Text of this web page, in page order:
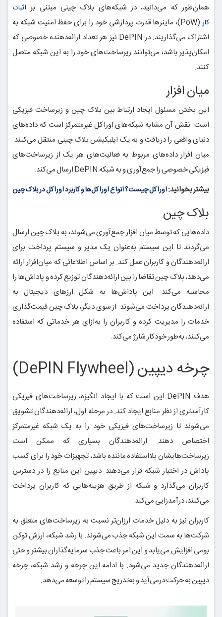
همان‌طور که می‌دانید، در شبکه‌های بلاک چینی مبتنی بر اثبات
کار
(PoW)، ماینرها قدرت پردازشی خود را برای حفظ امنیت شبکه به
اشتراک می‌گذاریند. در DePIN نیز هر تعداد ارائه‌دهنده خصوصی که
امکان‌پذیر باشد، می‌توانند زیرساخت‌های خود را به این شبکه متصل
کنند.
میان‌ افزار
این بخش مسئول ایجاد ارتباط بین بلاک چین و زیرساخت فیزیکی
است. نقش آن مشابه شبکه‌های اوراکل غیرمتمرکز است که داده‌های
دنیای واقعی را دریافت و به یک اپلیکیشن بلاک چینی منتقل می‌کنند.
میان‌ افزار داده‌های مربوط به فعالیت‌های هر یک از زیرساخت‌های
فیزیکی خصوصی را جمع‌آوری و به شبکه DePIN ارسال می‌کند.
بیشتر بخوانید:اوراکل چیست؟ انواع اوراکل‌ها و کاربرد اوراکل در بلاک چین
بلاک چین
داده‌هایی که توسط میان‌ افزار جمع‌آوری می‌شوند، به بلاک چین ارسال
می‌گردند تا این سیستم به‌عنوان یک مدیر و سیستم پرداخت برای
ارائه‌دهندگان و کاربران عمل کند. بر اساس اطلاعاتی که میان‌افزار ارائه
می‌دهد، بلاک چین تقاضا را بین ارائه‌دهندگان توزیع کرده و پاداش‌ها را
محاسبه می‌کند. این پاداش‌ها به شکل ارزهای دیجیتال به
ارائه‌دهندگان پرداخت می‌شوند. از سوی دیگر، بلاک چین قیمت‌گذاری
خدمات را مدیریت کرده و کاربران را به‌ازای هر خدماتی که استفاده
می‌کنند، به‌طور خودکار شارژ می‌کند.
چرخه دیپین (DePIN Flywheel)
هدف DePIN این است که با ایجاد انگیزه، زیرساخت‌های فیزیکی
کارآمدتری از نظر منابع ایجاد کند. در مرحله اول، ارائه‌دهندگان تشویق
می‌شوند تا زیرساخت‌های فیزیکی خود را به یک شبکه غیرمتمرکز
اختصاص دهند. ارائه‌دهندگان بسیاری که ممکن است
زیرساخت‌هایشان بلااستفاده ماننده باشد، تجهیزات خود را برای کسب
پاداش در اختیار شبکه قرار می‌دهند. دیپین این منابع را در دسترس
کاربران می‌گذارد و شبکه از طریق هزینه‌هایی که کاربران پرداخت
می‌کنند، درآمدزایی می‌کند.
کاربران نیز به دلیل خدمات ارزان‌تر نسبت به زیرساخت‌های متعلق به
شرکت‌ها به سمت این شبکه جذب می‌شوند. با رشد شبکه، ارزش توکن
بومی افزایش می‌یابد و این امر باعث جذب سرمایه‌گذاران بیشتر و حتی
ارائه‌دهندگان جدید می‌شود. با ادامه این چرخه و رشد شبکه، چرخه
دیپین به حرکت درمی‌آید و به‌تدریج سیستم را توسعه می‌دهد.